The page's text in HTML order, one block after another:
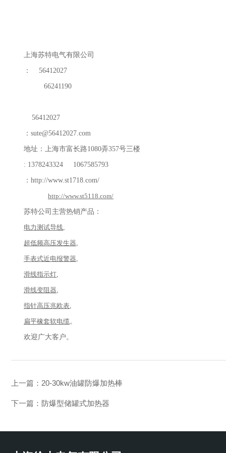
上海苏特电气有限公司
： 56412027
66241190
56412027
： sute@56412027.com
地址：上海市富长路1080弄357号三楼
: 1378243324 1067585793
： http://www.st1718.com/
http://www.st5118.com/
苏特公司主营热销产品：
电力测试导线,
超低频高压发生器,
手表式近电报警器,
滑线指示灯,
滑线变阻器,
指针高压兆欧表,
扁平橡套软电缆。
欢迎广大客户。
上一篇： 20-30kw油罐防爆加热棒
下一篇： 防爆型储罐式加热器